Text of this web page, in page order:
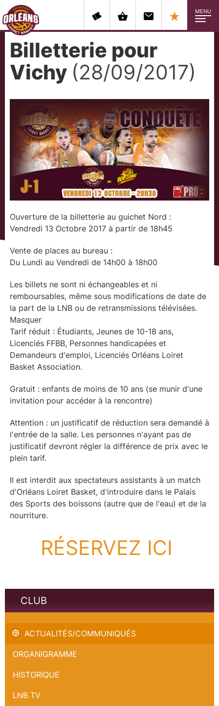
MENU
Billetterie pour
Vichy (28/09/2017)
Ouverture de la billetterie au guichet Nord :
Vendredi 13 Octobre 2017 à partir de 18h45
Vente de places au bureau :
Du Lundi au Vendredi de 14h00 à 18h00
Les billets ne sont ni échangeables et ni
remboursables, même sous modifications de date de
la part de la LNB ou de retransmissions télévisées.
Masquer
Tarif réduit : Étudiants, Jeunes de 10-18 ans,
Licenciés FFBB, Personnes handicapées et
Demandeurs d'emploi, Licenciés Orléans Loiret
Basket Association.
Gratuit : enfants de moins de 10 ans (se munir d'une
invitation pour accéder à la rencontre)
Attention : un justificatif de réduction sera demandé à
l'entrée de la salle. Les personnes n'ayant pas de
justificatif devront régler la différence de prix avec le
plein tarif.
Il est interdit aux spectateurs assistants à un match
d'Orléans Loiret Basket, d'introduire dans le Palais
des Sports des boissons (autre que de l'eau) et de la
nourriture.
RÉSERVEZ ICI
CLUB
ACTUALITÉS/COMMUNIQUÉS
ORGANIGRAMME
HISTORIQUE
LNB TV